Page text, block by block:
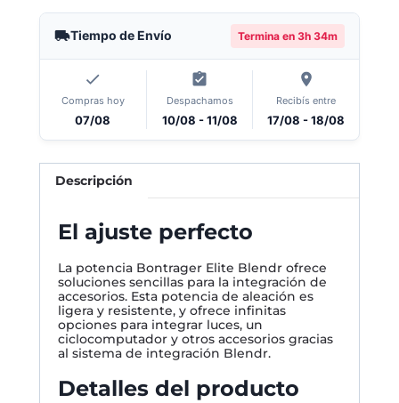
Tiempo de Envío Termina en 3h 34m
Compras hoy
07/08
Despachamos
10/08 - 11/08
Recibís entre
17/08 - 18/08
Descripción
El ajuste perfecto
La potencia Bontrager Elite Blendr ofrece
soluciones sencillas para la integración de
accesorios. Esta potencia de aleación es
ligera y resistente, y ofrece infinitas
opciones para integrar luces, un
ciclocomputador y otros accesorios gracias
al sistema de integración Blendr.
Detalles del producto